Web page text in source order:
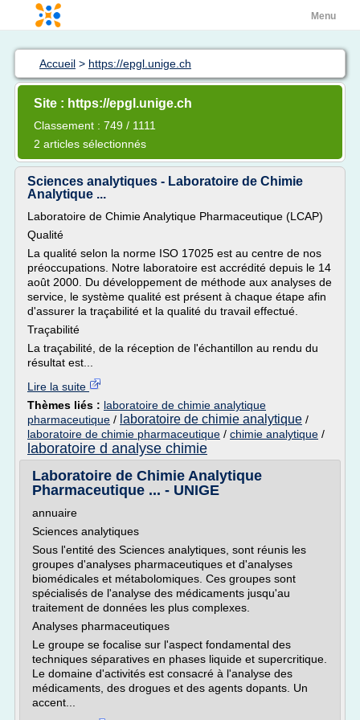
Menu
Accueil > https://epgl.unige.ch
Site : https://epgl.unige.ch
Classement : 749 / 1111
2 articles sélectionnés
Sciences analytiques - Laboratoire de Chimie
Analytique ...
Laboratoire de Chimie Analytique Pharmaceutique (LCAP)
Qualité
La qualité selon la norme ISO 17025 est au centre de nos
préoccupations. Notre laboratoire est accrédité depuis le 14
août 2000. Du développement de méthode aux analyses de
service, le système qualité est présent à chaque étape afin
d'assurer la traçabilité et la qualité du travail effectué.
Traçabilité
La traçabilité, de la réception de l'échantillon au rendu du
résultat est...
Lire la suite
Thèmes liés : laboratoire de chimie analytique
pharmaceutique / laboratoire de chimie analytique /
laboratoire de chimie pharmaceutique / chimie analytique /
laboratoire d analyse chimie
Laboratoire de Chimie Analytique
Pharmaceutique ... - UNIGE
annuaire
Sciences analytiques
Sous l'entité des Sciences analytiques, sont réunis les
groupes d'analyses pharmaceutiques et d'analyses
biomédicales et métabolomiques. Ces groupes sont
spécialisés de l'analyse des médicaments jusqu'au
traitement de données les plus complexes.
Analyses pharmaceutiques
Le groupe se focalise sur l'aspect fondamental des
techniques séparatives en phases liquide et supercritique.
Le domaine d'activités est consacré à l'analyse des
médicaments, des drogues et des agents dopants. Un
accent...